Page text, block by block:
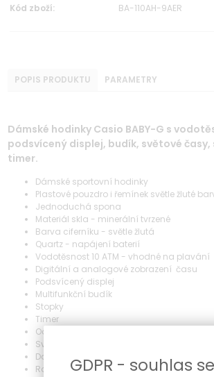
Kód zboží: BA-110AH-9AER
POPIS PRODUKTU PARAMETRY
Dámské hodinky Casio BABY-G s
podsvícený displej, budík, světové
timer.
Dámské sportovní hodinky
Plastové pouzdro i řemínek světle žluté
Jednoduchá spona
Materiál skla - minerální tvrzené
Barva ciferníku - světle žlutá
Quartz - napájení baterií
Vodotěsnost 10 ATM - vhodné na plavání
Digitální a analogové zobrazení času
Podsvícený displej
Multifunkční budík
Stopky
Timer
Odpočítávací stopky
Světové časy
Datum
Rozměr 43 x 16 mm
GDPR - souhlas